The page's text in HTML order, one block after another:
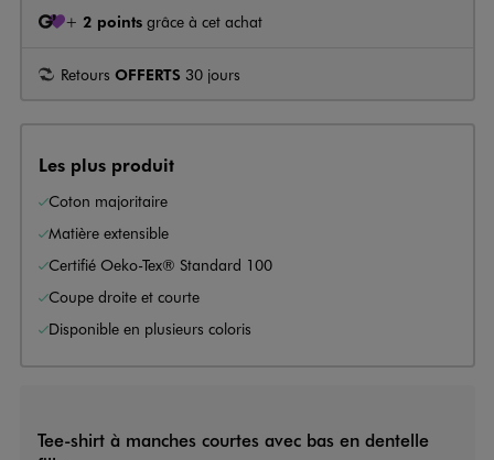
+ 2 points grâce à cet achat
Retours OFFERTS 30 jours
Les plus produit
Coton majoritaire
Matière extensible
Certifié Oeko-Tex® Standard 100
Coupe droite et courte
Disponible en plusieurs coloris
Tee-shirt à manches courtes avec bas en dentelle